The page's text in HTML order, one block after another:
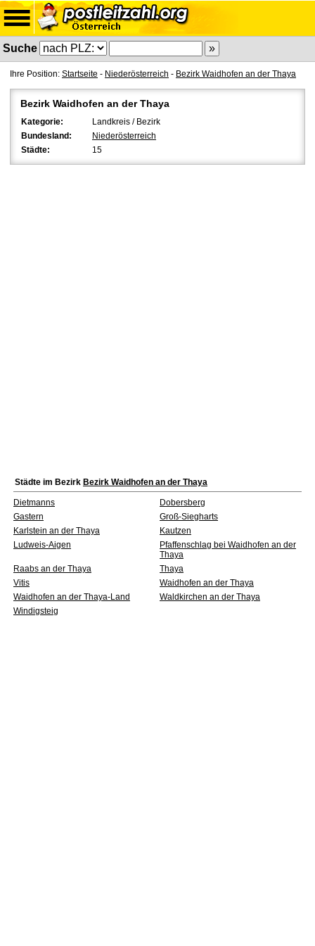
Suche
Ihre Position: Startseite - Niederösterreich - Bezirk Waidhofen an der Thaya
Bezirk Waidhofen an der Thaya
Kategorie:
Landkreis / Bezirk
Bundesland:
Niederösterreich
Städte:
15
Städte im Bezirk Bezirk Waidhofen an der Thaya
Dietmanns
Dobersberg
Gastern
Groß-Siegharts
Karlstein an der Thaya
Kautzen
Ludweis-Aigen
Pfaffenschlag bei Waidhofen an der
Thaya
Raabs an der Thaya
Thaya
Vitis
Waidhofen an der Thaya
Waidhofen an der Thaya-Land
Waldkirchen an der Thaya
Windigsteig